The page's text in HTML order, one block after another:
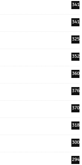
341
341
325
352
360
376
370
318
300
294